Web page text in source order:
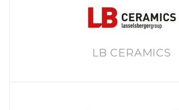
LB CERAMICS